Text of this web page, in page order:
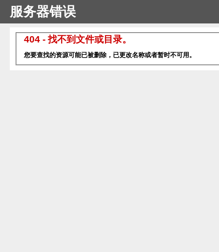
服务器错误
404 - 找不到文件或目录。
您要查找的资源可能已被删除，已更改名称或者暂时不可用。